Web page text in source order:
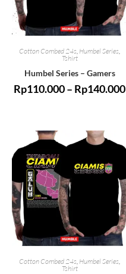
Cotton Combed 24s, Humbel Series,
Tshirt
Humbel Series – Gamers
Rp110.000– Rp140.000
Cotton Combed 24s, Humbel Series,
Tshirt